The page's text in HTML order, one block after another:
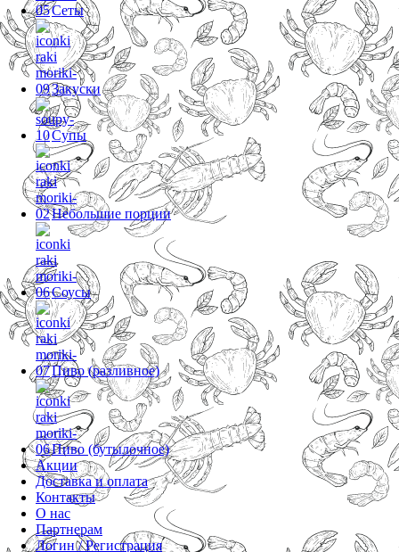
Сеты
Закуски
Супы
Небольшие порции
Соусы
Пиво (разливное)
Пиво (бутылочное)
Акции
Доставка и оплата
Контакты
О нас
Партнерам
Логин / Регистрация